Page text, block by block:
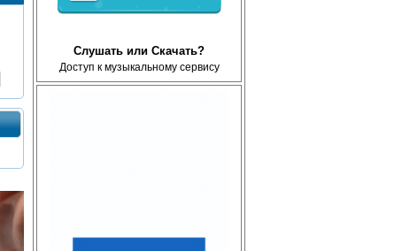
Слушать или Скачать?
Доступ к музыкальному сервису